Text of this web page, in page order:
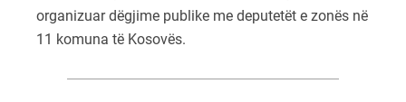
organizuar dëgjime publike me deputetët e zonës në
11 komuna të Kosovës.